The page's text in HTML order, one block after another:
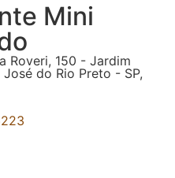
Mini
Roveri, 150 - Jardim
José do Rio Preto - SP,